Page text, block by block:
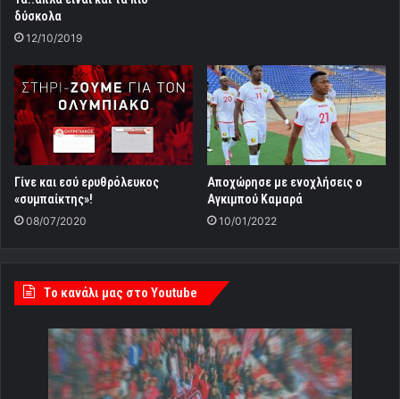
δύσκολα
12/10/2019
Γίνε και εσύ ερυθρόλευκος
«συμπαίκτης»!
08/07/2020
Αποχώρησε με ενοχλήσεις ο
Αγκιμπού Καμαρά
10/01/2022
Tο κανάλι μας στο Youtube